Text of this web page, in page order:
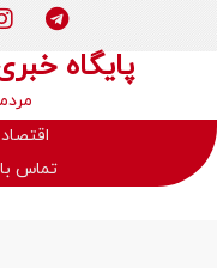
پایگاه
اقتصاد
تماس